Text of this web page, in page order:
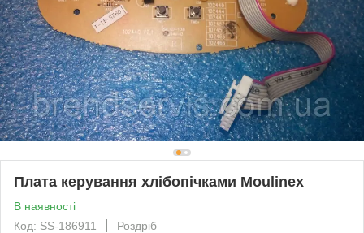
Плата керування хлібопічками Moulinex
В наявності
Код: SS-186911
Роздріб